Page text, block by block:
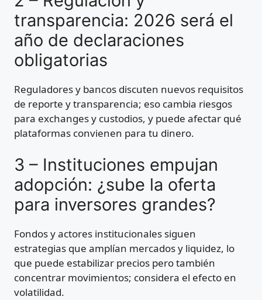
transparencia: 2026 será el
año de declaraciones
obligatorias
Reguladores y bancos discuten nuevos requisitos
de reporte y transparencia; eso cambia riesgos
para exchanges y custodios, y puede afectar qué
plataformas convienen para tu dinero.
3 – Instituciones empujan
adopción: ¿sube la oferta
para inversores grandes?
Fondos y actores institucionales siguen
estrategias que amplían mercados y liquidez, lo
que puede estabilizar precios pero también
concentrar movimientos; considera el efecto en
volatilidad.